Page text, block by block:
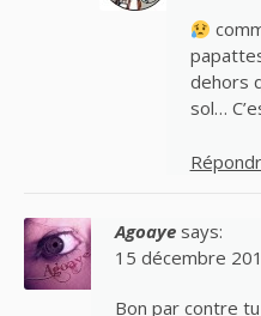
dehors
sol…
Agoaye says:
15 décembre
Bon par contre